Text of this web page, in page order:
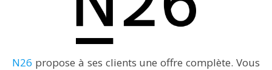
N26 propose à ses clients une offre complète. Vous